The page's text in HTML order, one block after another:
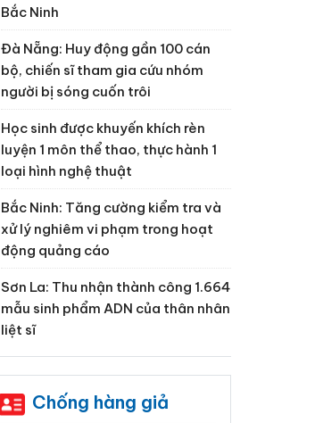
Bắc Ninh
Đà Nẵng: Huy động gần 100 cán
bộ, chiến sĩ tham gia cứu nhóm
người bị sóng cuốn trôi
Học sinh được khuyến khích rèn
luyện 1 môn thể thao, thực hành 1
loại hình nghệ thuật
Bắc Ninh: Tăng cường kiểm tra và
xử lý nghiêm vi phạm trong hoạt
động quảng cáo
Sơn La: Thu nhận thành công 1.664
mẫu sinh phẩm ADN của thân nhân
liệt sĩ
Chống hàng giả